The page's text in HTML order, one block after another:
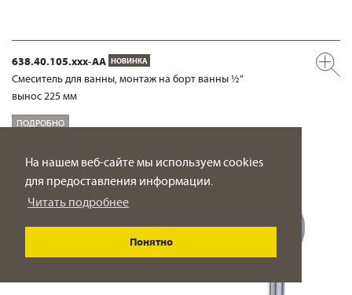
На нашем веб-сайте мы используем cookies
для предоставления информации.
Читать подробнее
Понятно
638.40.105.xxx-AA НОВИНКА
Смеситель для ванны, монтаж на борт ванны ½“
вынос 225 мм
ПОДРОБНО